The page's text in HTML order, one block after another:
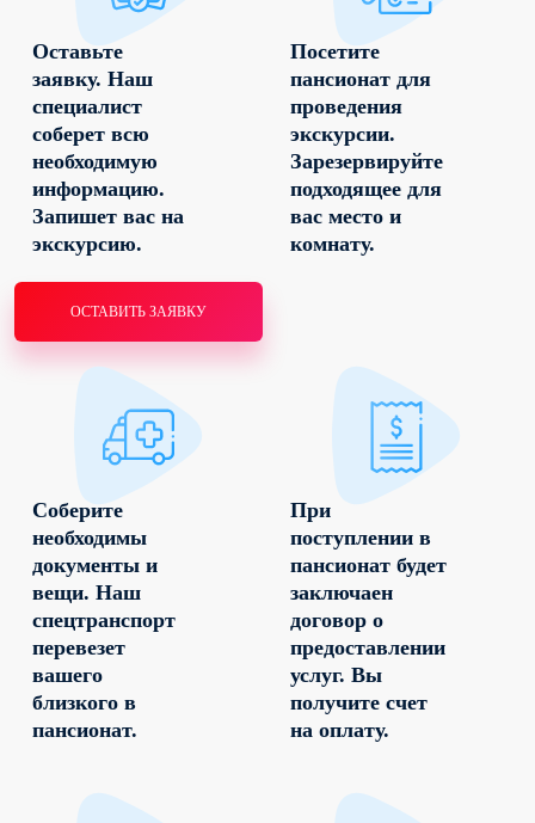
Оставьте
заявку. Наш
специалист
соберет всю
необходимую
информацию.
Запишет вас на
экскурсию.
ОСТАВИТЬ ЗАЯВКУ
Посетите
пансионат для
проведения
экскурсии.
Зарезервируйте
подходящее для
вас место и
комнату.
Соберите
необходимы
документы и
вещи. Наш
спецтранспорт
перевезет
вашего
близкого в
пансионат.
При
поступлении в
пансионат будет
заключаен
договор о
предоставлении
услуг. Вы
получите счет
на оплату.